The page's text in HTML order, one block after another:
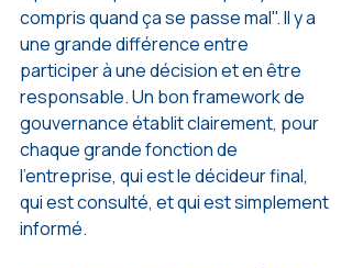
compris quand ça se passe mal". Il y a
une grande différence entre
participer à une décision et en être
responsable. Un bon framework de
gouvernance établit clairement, pour
chaque grande fonction de
l'entreprise, qui est le décideur final,
qui est consulté, et qui est simplement
informé.